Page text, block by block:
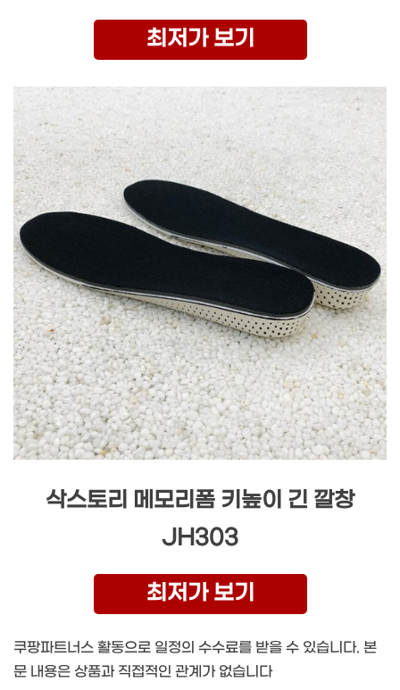
최저가 보기
삭스토리 메모리폼 키높이 긴 깔창
JH303
최저가 보기
쿠팡파트너스 활동으로 일정의 수수료를 받을 수 있습니다. 본
문 내용은 상품과 직접적인 관계가 없습니다